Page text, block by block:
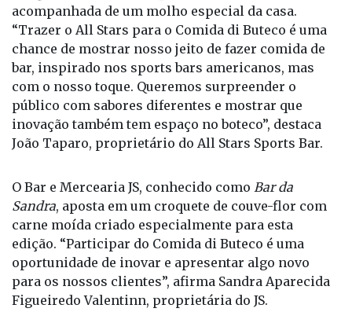
acompanhada de um molho especial da casa.
“Trazer o All Stars para o Comida di Buteco é uma
chance de mostrar nosso jeito de fazer comida de
bar, inspirado nos sports bars americanos, mas
com o nosso toque. Queremos surpreender o
público com sabores diferentes e mostrar que
inovação também tem espaço no boteco”, destaca
João Taparo, proprietário do All Stars Sports Bar.
O Bar e Mercearia JS, conhecido como Bar da
Sandra, aposta em um croquete de couve-flor com
carne moída criado especialmente para esta
edição. “Participar do Comida di Buteco é uma
oportunidade de inovar e apresentar algo novo
para os nossos clientes”, afirma Sandra Aparecida
Figueiredo Valentinn, proprietária do JS.